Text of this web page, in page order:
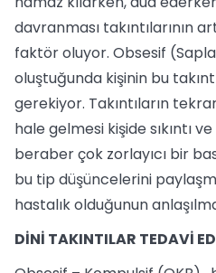
davranması takıntılarının
faktör oluyor. Obsesif
oluştuğunda kişinin bu
gerekiyor. Takıntıların
hale gelmesi kişide sıkıntı
beraber çok zorlayıcı bir
bu tip düşüncelerini
hastalık olduğunun
DİNİ TAKINTILAR TEDAVİ